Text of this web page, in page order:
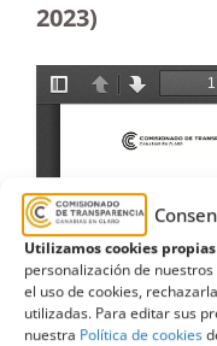
Utilizamos cookies
personalización de
el uso de cookies,
utilizadas. Para editar sus
nuestra Política de cookies
2023)